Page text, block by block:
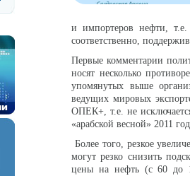
и импортеров нефти,
соответственно,
Первые комментарии
носят несколько
упомянутых выше
ведущих мировых
ОПЕК+, т.е. не
«арабской весной» 2011
Более того, резкое
могут резко снизить
цены на нефть (с 60 до